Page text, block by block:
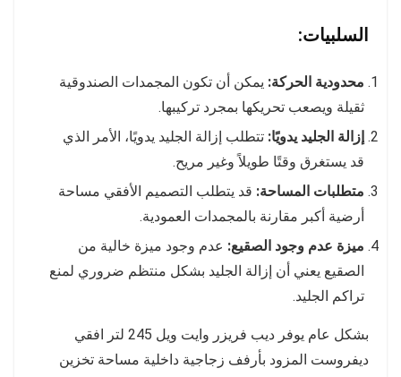
السلبيات:
محدودية الحركة: يمكن أن تكون المجمدات الصندوقية
ثقيلة ويصعب تحريكها بمجرد تركيبها.
إزالة الجليد يدويًا: تتطلب إزالة الجليد يدويًا، الأمر الذي
قد يستغرق وقتًا طويلاً وغير مريح.
متطلبات المساحة: قد يتطلب التصميم الأفقي مساحة
أرضية أكبر مقارنة بالمجمدات العمودية.
ميزة عدم وجود الصقيع: عدم وجود ميزة خالية من
الصقيع يعني أن إزالة الجليد بشكل منتظم ضروري لمنع
تراكم الجليد.
بشكل عام يوفر ديب فريزر وايت ويل 245 لتر افقي
ديفروست المزود بأرفف زجاجية داخلية مساحة تخزين